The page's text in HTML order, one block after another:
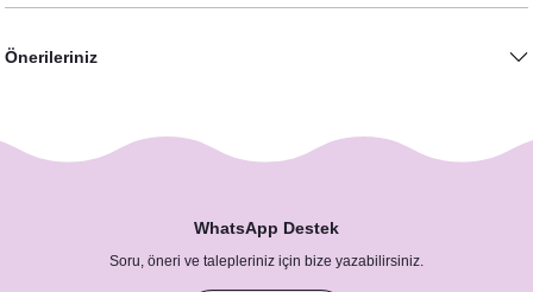
Önerileriniz
WhatsApp Destek
Soru, öneri ve talepleriniz için bize yazabilirsiniz.